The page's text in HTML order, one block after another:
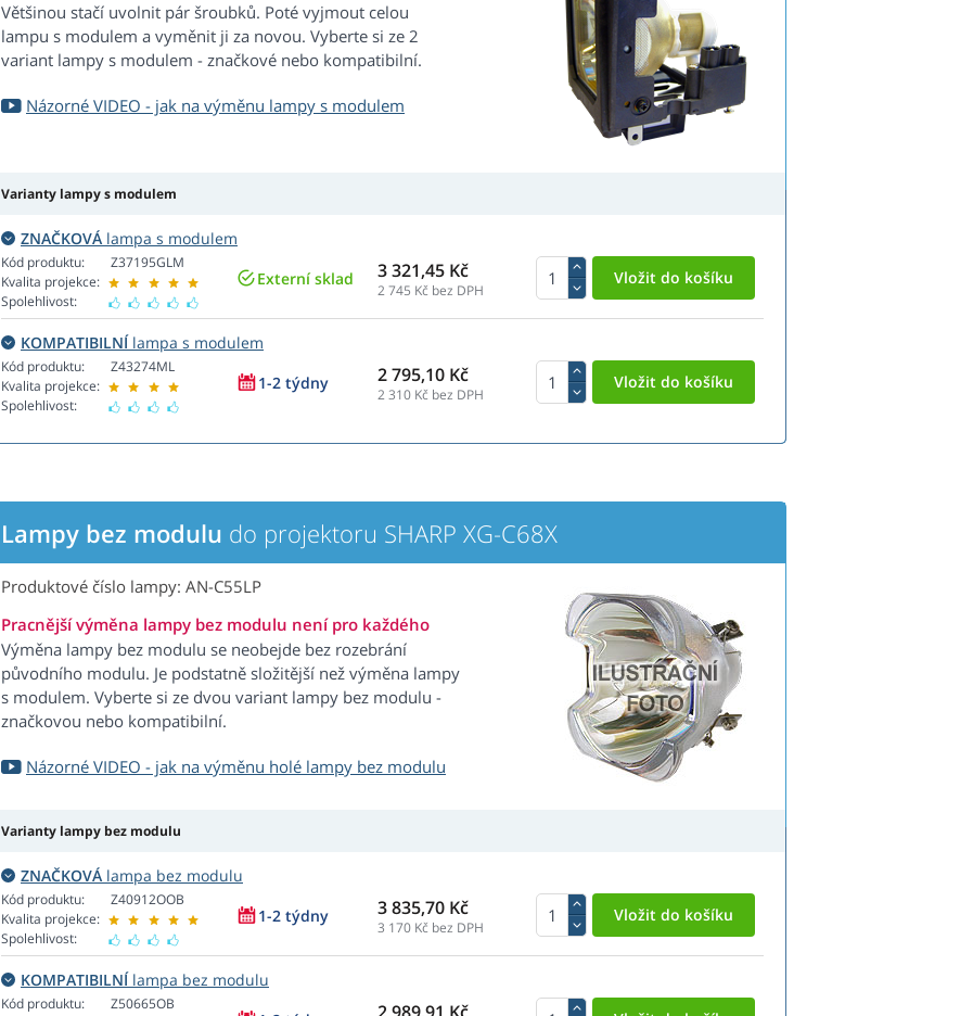
Většinou stačí uvolnit pár šroubků. Poté vyjmout celou
lampu s modulem a vyměnit ji za novou. Vyberte si ze 2
variant lampy s modulem - značkové nebo kompatibilní.
Názorné VIDEO - jak na výměnu lampy s modulem
Varianty lampy s modulem
ZNAČKOVÁ lampa s modulem
Kód produktu:
Kvalita projekce:
Spolehlivost:
Z37195GLM
Externí sklad 3 321,45 Kč
2 745 Kč bez DPH
KOMPATIBILNÍlampa s modulem
Kód produktu:
Kvalita projekce:
Spolehlivost:
Z43274ML
1-2 týdny 2 795,10 Kč
2 310 Kč bez DPH
Lampy bez modulu do projektoru SHARP XG-C68X
Produktové číslo lampy: AN-C55LP
Pracnější výměna lampy bez modulu není pro každého
Výměna lampy bez modulu se neobejde bez rozebrání
původního modulu. Je podstatně složitější než výměna lampy
s modulem. Vyberte si ze dvou variant lampy bez modulu -
značkovou nebo kompatibilní.
Názorné VIDEO - jak na výměnu holé lampy bez modulu
Varianty lampy bez modulu
ZNAČKOVÁ lampa bez modulu
Kód produktu:
Kvalita projekce:
Spolehlivost:
Z40912OOB
1-2 týdny 3 835,70 Kč
3 170 Kč bez DPH
KOMPATIBILNÍlampa bez modulu
Kód produktu:
Z50665OB 2 989,91 Kč